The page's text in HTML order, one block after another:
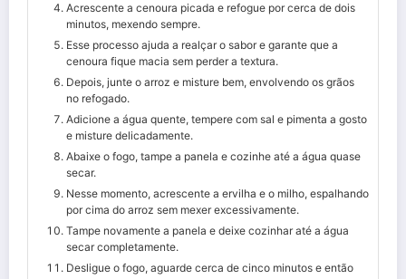
Acrescente a cenoura picada e refogue por cerca de dois
minutos, mexendo sempre.
Esse processo ajuda a realçar o sabor e garante que a
cenoura fique macia sem perder a textura.
Depois, junte o arroz e misture bem, envolvendo os grãos
no refogado.
Adicione a água quente, tempere com sal e pimenta a gosto
e misture delicadamente.
Abaixe o fogo, tampe a panela e cozinhe até a água quase
secar.
Nesse momento, acrescente a ervilha e o milho, espalhando
por cima do arroz sem mexer excessivamente.
Tampe novamente a panela e deixe cozinhar até a água
secar completamente.
Desligue o fogo, aguarde cerca de cinco minutos e então